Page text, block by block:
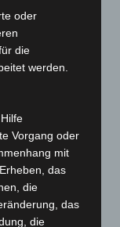
Air 2026:
2026:
Rettung
Wünsche-
ein
oder
die
werden.
Vorgang oder
mit
das
die
das
die